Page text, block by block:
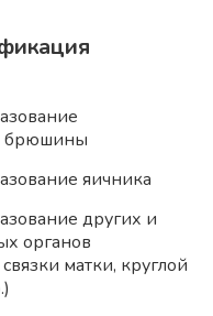
брюшины
яичника
других и
органов
матки, круглой